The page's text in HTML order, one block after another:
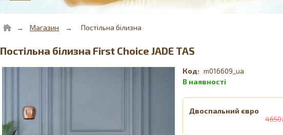
Магазин Постільна білизна
Постільна білизна First Choice JADE TAS
m016609_ua
Двоспальний євро
4650